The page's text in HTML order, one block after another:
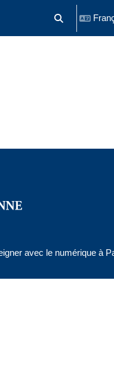
Activer/
avec le numérique à